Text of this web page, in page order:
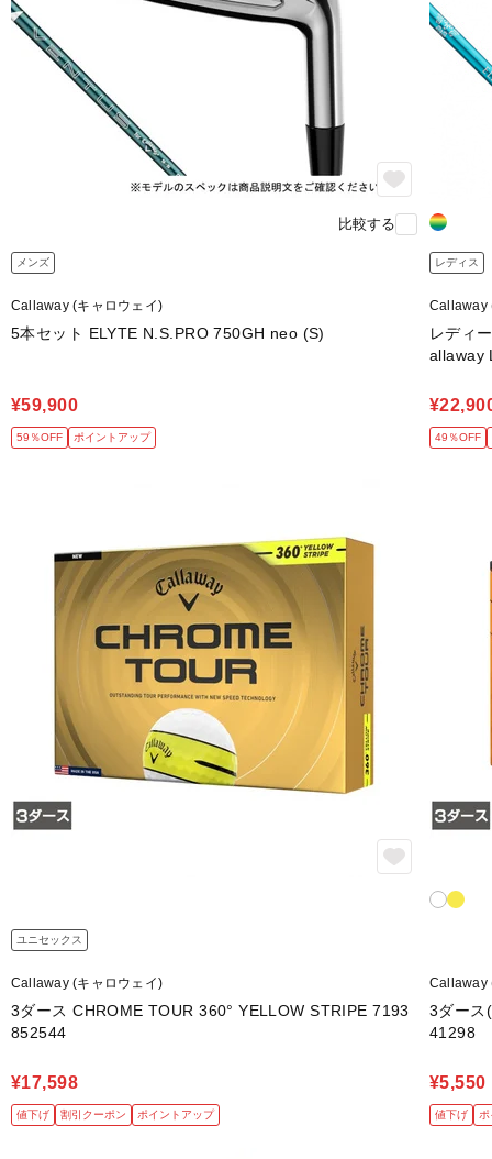
比較する
メンズ
Callaway (キャロウェイ)
5本セット ELYTE N.S.PRO 750GH neo (S)
¥59,900
59％OFF ポイントアップ
レディス
Callaway
レディ
allaway
49％OFF
ユニセックス
Callaway (キャロウェイ)
3ダース CHROME TOUR 360° YELLOW STRIPE 7193
852544
¥17,598
値下げ 割引クーポン ポイントアップ
Callaway
3ダース
41298
¥5,550
値下げ